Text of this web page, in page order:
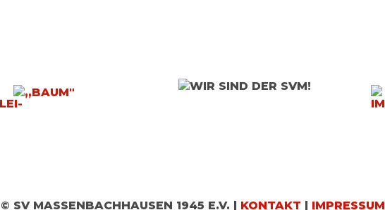
© SV MASSENBACHHAUSEN 1945 E.V. | KONTAKT | IMPRESSUM